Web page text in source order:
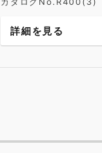
詳細を見る